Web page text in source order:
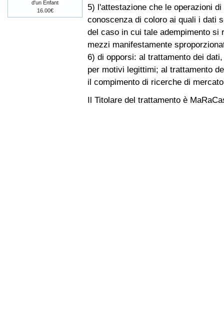
5) l'attestazione che le operazioni
conoscenza di coloro ai quali i dati
del caso in cui tale adempimento si
mezzi manifestamente
6) di opporsi: al trattamento dei
per motivi legittimi; al trattamento
il compimento di ricerche di
Il Titolare del trattamento è
d'un Enfant
16.00€